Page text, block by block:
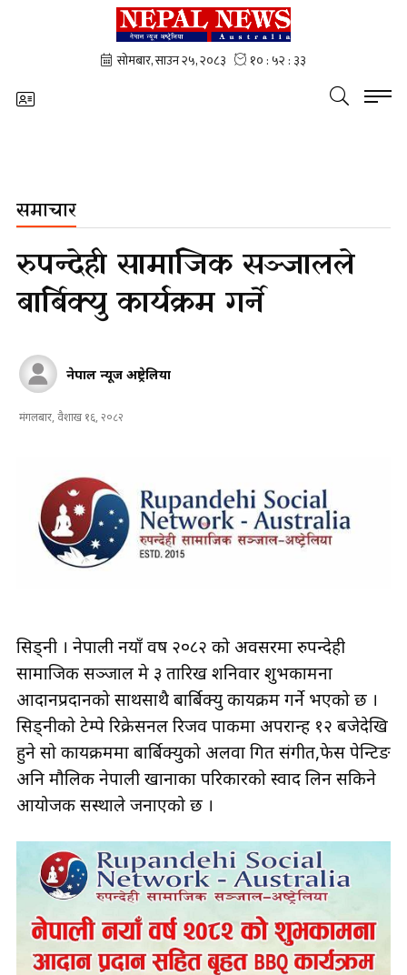
समाचार
रुपन्देही सामाजिक सञ्जालले
बार्बिक्यु कार्यक्रम गर्ने
नेपाल न्यूज अष्ट्रेलिया
मंगलबार, वैशाख १६, २०८२
सिड्नी । नेपाली नयाँ वर्ष २०८२ को अवसरमा रुपन्देही
सामाजिक सञ्जाल मे ३ तारिख शनिवार शुभकामना
आदानप्रदानको साथसाथै बार्बिक्यु कार्यक्रम गर्ने भएको छ ।
सिड्नीको टेम्पे रिक्रेसनल रिजर्व पार्कमा अपरान्ह १२ बजेदेखि
हुने सो कार्यक्रममा बार्बिक्युको अलवा गित संगीत,फेस पेन्टिङ
अनि मौलिक नेपाली खानाका परिकारको स्वाद लिन सकिने
आयोजक सस्थाले जनाएको छ ।